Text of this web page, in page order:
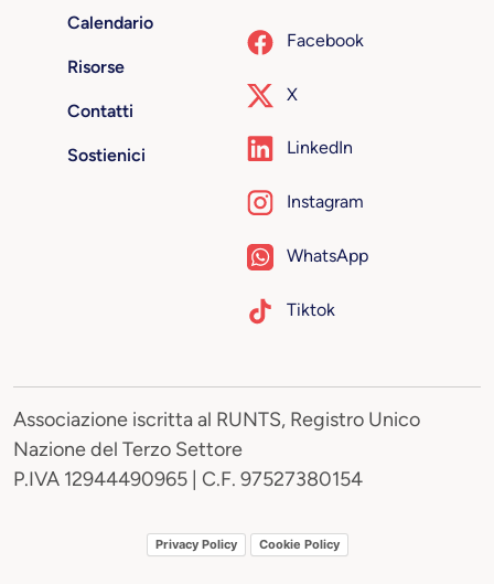
Calendario
Risorse
Contatti
Sostienici
Facebook
X
LinkedIn
Instagram
WhatsApp
Tiktok
Associazione iscritta al RUNTS, Registro Unico
Nazione del Terzo Settore
P.IVA 12944490965 | C.F. 97527380154
Privacy Policy Cookie Policy